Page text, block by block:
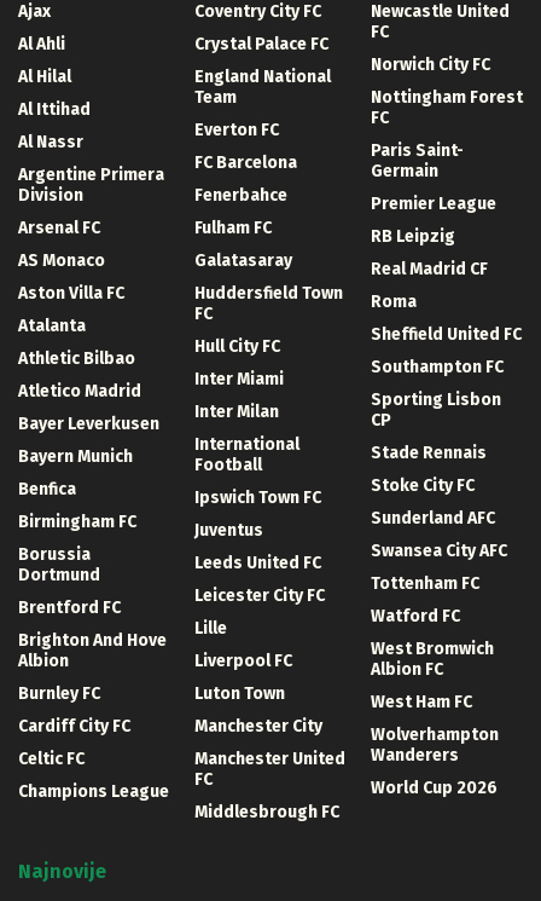
Ajax
Al Ahli
Al Hilal
Al Ittihad
Al Nassr
Argentine Primera
Division
Arsenal FC
AS Monaco
Aston Villa FC
Atalanta
Athletic Bilbao
Atletico Madrid
Bayer Leverkusen
Bayern Munich
Benfica
Birmingham FC
Borussia
Dortmund
Brentford FC
Brighton And Hove
Albion
Burnley FC
Cardiff City FC
Celtic FC
Champions League
Coventry City FC
Crystal Palace FC
England National
Team
Everton FC
FC Barcelona
Fenerbahce
Fulham FC
Galatasaray
Huddersfield Town
FC
Hull City FC
Inter Miami
Inter Milan
International
Football
Ipswich Town FC
Juventus
Leeds United FC
Leicester City FC
Lille
Liverpool FC
Luton Town
Manchester City
Manchester United
FC
Middlesbrough FC
Newcastle United
FC
Norwich City FC
Nottingham Forest
FC
Paris Saint-
Germain
Premier League
RB Leipzig
Real Madrid CF
Roma
Sheffield United FC
Southampton FC
Sporting Lisbon
CP
Stade Rennais
Stoke City FC
Sunderland AFC
Swansea City AFC
Tottenham FC
Watford FC
West Bromwich
Albion FC
West Ham FC
Wolverhampton
Wanderers
World Cup 2026
Najnovije